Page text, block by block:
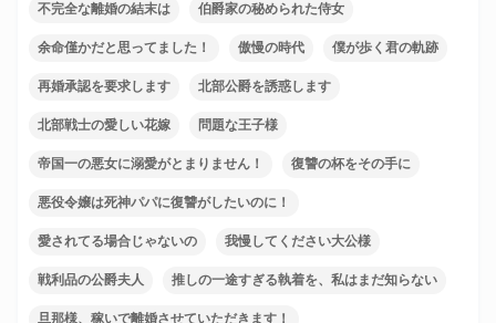
不完全な離婚の結末は 伯爵家の秘められた侍女
余命僅かだと思ってました！ 傲慢の時代 僕が歩く君の軌跡
再婚承認を要求します 北部公爵を誘惑します
北部戦士の愛しい花嫁 問題な王子様
帝国一の悪女に溺愛がとまりません！ 復讐の杯をその手に
悪役令嬢は死神パパに復讐がしたいのに！
愛されてる場合じゃないの 我慢してください大公様
戦利品の公爵夫人 推しの一途すぎる執着を、私はまだ知らない
旦那様、稼いで離婚させていただきます！